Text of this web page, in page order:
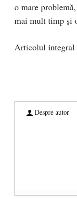
o mare
mai mult timp și
Articolul integral
Despre autor